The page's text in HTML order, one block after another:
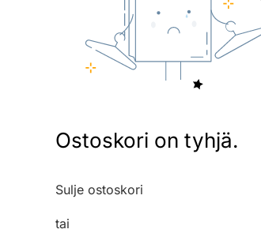
Ostoskori on tyhjä.
Sulje ostoskori
tai